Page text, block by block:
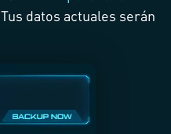
Tus datos actuales serán